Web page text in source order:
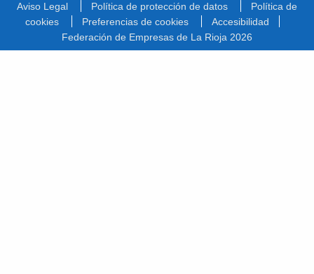
Aviso Legal Política de protección de datos
Política de
cookies
Preferencias de cookies
Accesibilidad
Federación de Empresas de La Rioja 2026